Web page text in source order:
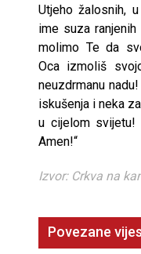
Utjeho žalosnih,
ime suza
molimo Te da
Oca izmoliš
neuzdrmanu
iskušenja i neka
u cijelom svijetu!
Amen!“
Izvor: Crkva na
Povezane